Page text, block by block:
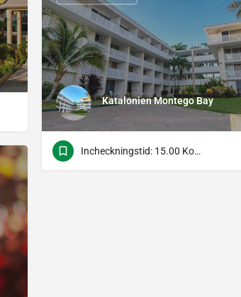
Katalonien Montego Bay
Incheckningstid: 15.00 Kontrolltid: 11.00